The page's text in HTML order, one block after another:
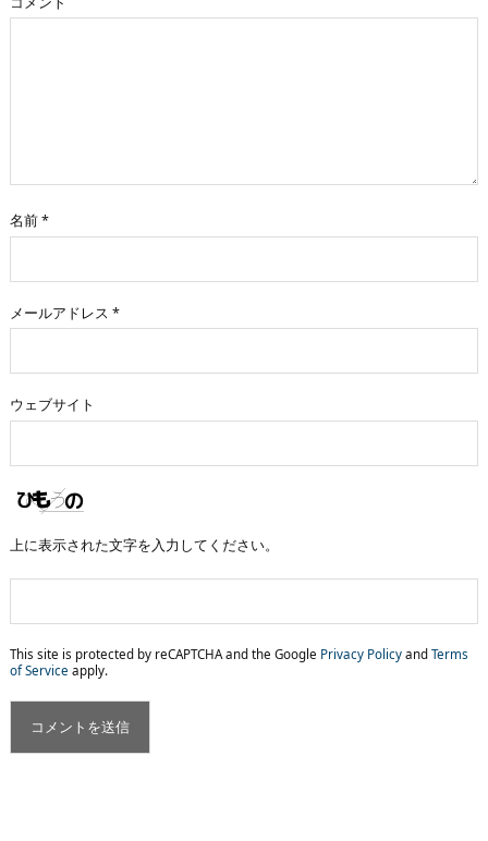
名前*
メールアドレス *
ウェブサイト
上に表示された文字を入力してください。
This site is protected by reCAPTCHA and the Google Privacy Policy and Terms
of Service apply.